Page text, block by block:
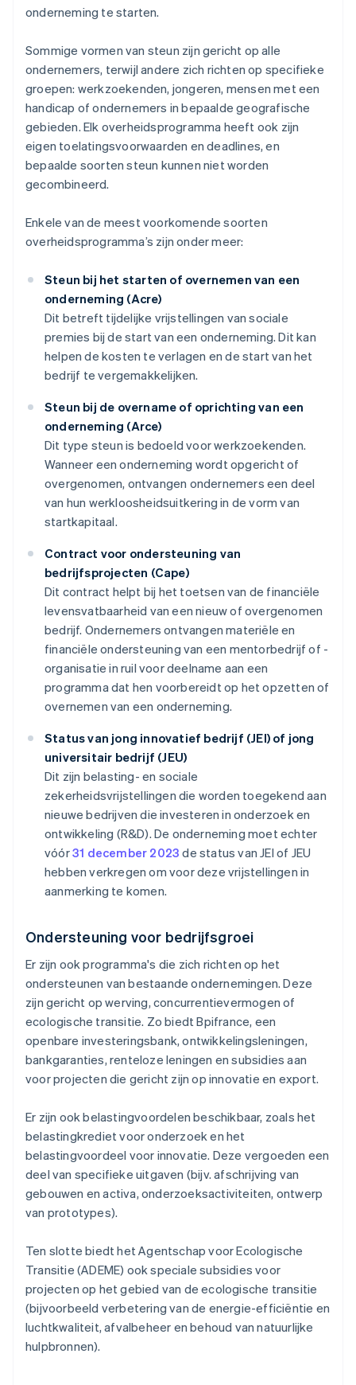
onderneming te starten.
Sommige vormen van steun zijn gericht op alle
ondernemers, terwijl andere zich richten op specifieke
groepen: werkzoekenden, jongeren, mensen met een
handicap of ondernemers in bepaalde geografische
gebieden. Elk overheidsprogramma heeft ook zijn
eigen toelatingsvoorwaarden en deadlines, en
bepaalde soorten steun kunnen niet worden
gecombineerd.
Enkele van de meest voorkomende soorten
overheidsprogramma’s zijn onder meer:
Steun bij het starten of overnemen van een
onderneming (Acre)
Dit betreft tijdelijke vrijstellingen van sociale
premies bij de start van een onderneming. Dit kan
helpen de kosten te verlagen en de start van het
bedrijf te vergemakkelijken.
Steun bij de overname of oprichting van een
onderneming (Arce)
Dit type steun is bedoeld voor werkzoekenden.
Wanneer een onderneming wordt opgericht of
overgenomen, ontvangen ondernemers een deel
van hun werkloosheidsuitkering in de vorm van
startkapitaal.
Contract voor ondersteuning van
bedrijfsprojecten (Cape)
Dit contract helpt bij het toetsen van de financiële
levensvatbaarheid van een nieuw of overgenomen
bedrijf. Ondernemers ontvangen materiële en
financiële ondersteuning van een mentorbedrijf of -
organisatie in ruil voor deelname aan een
programma dat hen voorbereidt op het opzetten of
overnemen van een onderneming.
Status van jong innovatief bedrijf (JEI) of jong
universitair bedrijf (JEU)
Dit zijn belasting- en sociale
zekerheidsvrijstellingen die worden toegekend aan
nieuwe bedrijven die investeren in onderzoek en
ontwikkeling (R&D). De onderneming moet echter
vóór31 december 2023 de status van JEI of JEU
hebben verkregen om voor deze vrijstellingen in
aanmerking te komen.
Ondersteuning voor bedrijfsgroei
Er zijn ook programma's die zich richten op het
ondersteunen van bestaande ondernemingen. Deze
zijn gericht op werving, concurrentievermogen of
ecologische transitie. Zo biedt Bpifrance, een
openbare investeringsbank, ontwikkelingsleningen,
bankgaranties, renteloze leningen en subsidies aan
voor projecten die gericht zijn op innovatie en export.
Er zijn ook belastingvoordelen beschikbaar, zoals het
belastingkrediet voor onderzoek en het
belastingvoordeel voor innovatie. Deze vergoeden een
deel van specifieke uitgaven (bijv. afschrijving van
gebouwen en activa, onderzoeksactiviteiten, ontwerp
van prototypes).
Ten slotte biedt het Agentschap voor Ecologische
Transitie (ADEME) ook speciale subsidies voor
projecten op het gebied van de ecologische transitie
(bijvoorbeeld verbetering van de energie-efficiëntie en
luchtkwaliteit, afvalbeheer en behoud van natuurlijke
hulpbronnen).